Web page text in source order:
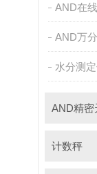
AND在
AND万
水分测
AND精密
计数秤